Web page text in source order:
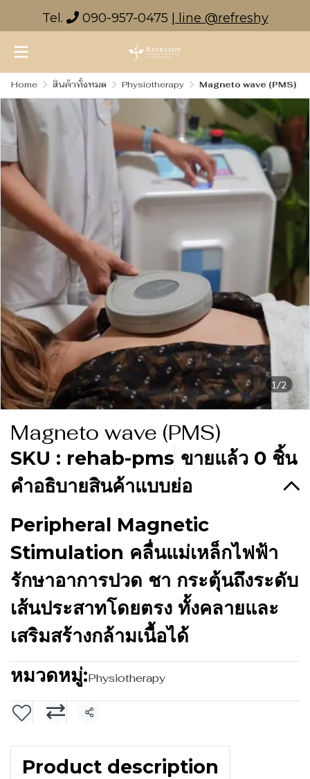
Tel. 090-957-0475 | line @refreshy
Home สินค้าทั้งหมด Physiotherapy Magneto wave (PMS)
1/2
Magneto wave (PMS)
SKU : rehab-pms ขายแล้ว 0 ชิ้น
คำอธิบายสินค้าแบบย่อ
Peripheral Magnetic
Stimulation คลื่นแม่เหล็กไฟฟ้า
รักษาอาการปวด ชา กระตุ้นถึงระดับ
เส้นประสาทโดยตรง ทั้งคลายและ
เสริมสร้างกล้ามเนื้อได้
หมวดหมู่:Physiotherapy
แชร์
Product description